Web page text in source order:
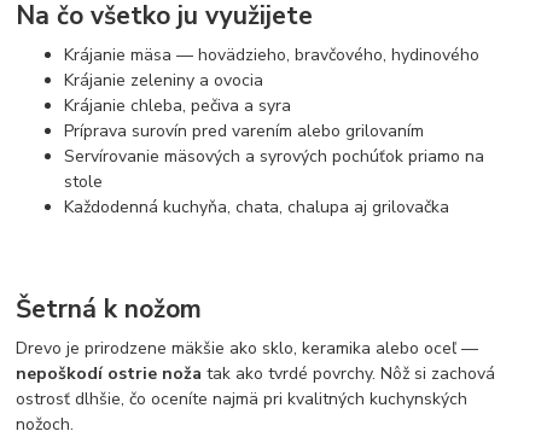
Na čo všetko ju využijete
Krájanie mäsa — hovädzieho, bravčového, hydinového
Krájanie zeleniny a ovocia
Krájanie chleba, pečiva a syra
Príprava surovín pred varením alebo grilovaním
Servírovanie mäsových a syrových pochúťok priamo na
stole
Každodenná kuchyňa, chata, chalupa aj grilovačka
Šetrná k nožom
Drevo je prirodzene mäkšie ako sklo, keramika alebo oceľ —
nepoškodí ostrie noža tak ako tvrdé povrchy. Nôž si zachová
ostrosť dlhšie, čo oceníte najmä pri kvalitných kuchynských
nožoch.